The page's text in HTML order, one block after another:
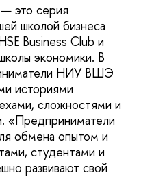
это серия
школой бизнеса
Business Club и
экономики. В
НИУ ВШЭ
историями
сложностями и
«Предприниматели
обмена опытом и
студентами и
развивают свой